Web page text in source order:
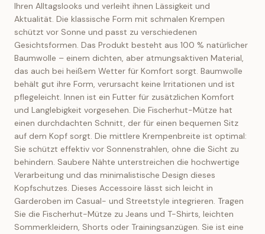
Ihren Alltagslooks und verleiht ihnen Lässigkeit und
Aktualität. Die klassische Form mit schmalen Krempen
schützt vor Sonne und passt zu verschiedenen
Gesichtsformen. Das Produkt besteht aus 100 % natürlicher
Baumwolle – einem dichten, aber atmungsaktiven Material,
das auch bei heißem Wetter für Komfort sorgt. Baumwolle
behält gut ihre Form, verursacht keine Irritationen und ist
pflegeleicht. Innen ist ein Futter für zusätzlichen Komfort
und Langlebigkeit vorgesehen. Die Fischerhut-Mütze hat
einen durchdachten Schnitt, der für einen bequemen Sitz
auf dem Kopf sorgt. Die mittlere Krempenbreite ist optimal:
Sie schützt effektiv vor Sonnenstrahlen, ohne die Sicht zu
behindern. Saubere Nähte unterstreichen die hochwertige
Verarbeitung und das minimalistische Design dieses
Kopfschutzes. Dieses Accessoire lässt sich leicht in
Garderoben im Casual- und Streetstyle integrieren. Tragen
Sie die Fischerhut-Mütze zu Jeans und T-Shirts, leichten
Sommerkleidern, Shorts oder Trainingsanzügen. Sie ist eine